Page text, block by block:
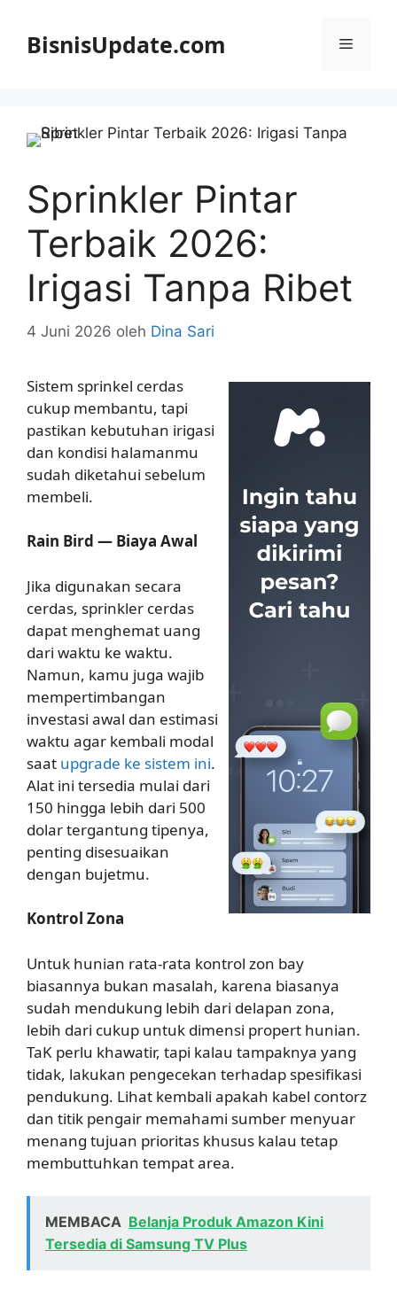
BisnisUpdate.com Menu
Sprinkler Pintar
Terbaik 2026:
Irigasi Tanpa Ribet
4 Juni 2026 oleh Dina Sari
Sistem sprinkel cerdas
cukup membantu, tapi
pastikan kebutuhan irigasi
dan kondisi halamanmu
sudah diketahui sebelum
membeli.
Rain Bird — Biaya Awal
Jika digunakan secara
cerdas, sprinkler cerdas
dapat menghemat uang
dari waktu ke waktu.
Namun, kamu juga wajib
mempertimbangan
investasi awal dan estimasi
waktu agar kembali modal
saat upgrade ke sistem ini.
Alat ini tersedia mulai dari
150 hingga lebih dari 500
dolar tergantung tipenya,
penting disesuaikan
dengan bujetmu.
Kontrol Zona
Untuk hunian rata-rata kontrol zon bay
biasannya bukan masalah, karena biasanya
sudah mendukung lebih dari delapan zona,
lebih dari cukup untuk dimensi propert hunian.
TaK perlu khawatir, tapi kalau tampaknya yang
tidak, lakukan pengecekan terhadap spesifikasi
pendukung. Lihat kembali apakah kabel contorz
dan titik pengair memahami sumber menyuar
menang tujuan prioritas khusus kalau tetap
membuttuhkan tempat area.
MEMBACA Belanja Produk Amazon Kini
Tersedia di Samsung TV Plus